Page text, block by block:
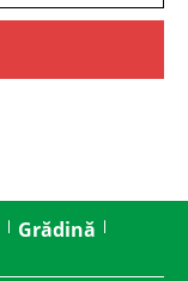
Grădină